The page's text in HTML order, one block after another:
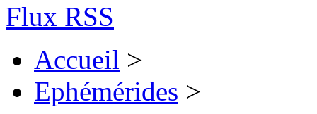
Flux RSS
Accueil >
Ephémérides >